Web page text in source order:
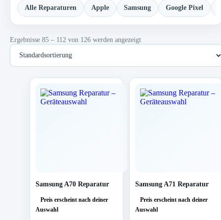
Alle Reparaturen Apple Samsung Google Pixel
Ergebnisse 85 – 112 von 126 werden angezeigt
Samsung A70 Reparatur
Preis erscheint nach deiner
Auswahl
Samsung A71 Reparatur
Preis erscheint nach deiner
Auswahl